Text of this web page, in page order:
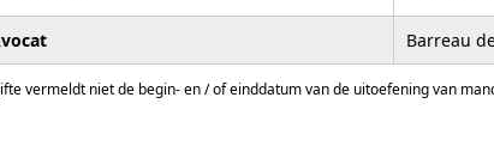
Barreau
vermeldt niet de begin- en / of einddatum van de uitoefening van